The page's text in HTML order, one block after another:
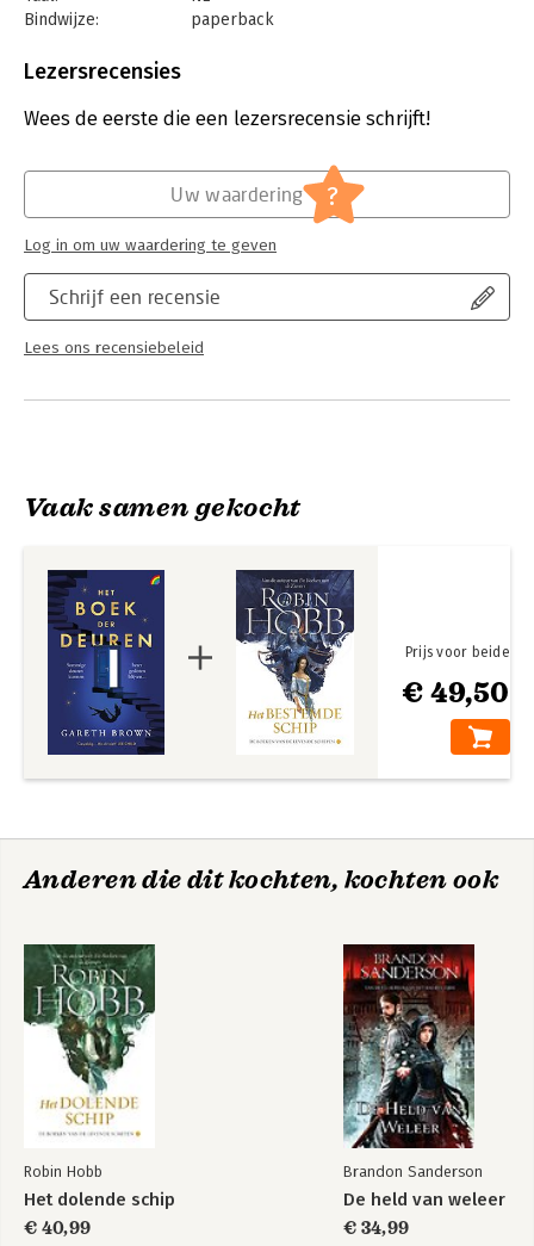
kunnen doen. Samen met haar huisgenoot Izzy wordt Cassie
gevaar. En de enige persoon die hen kan helpen, Drummond
magische boeken, is op de vlucht voor zijn eigen demonen. Er
krijgen. En Cassies boek is een boek om voor te sterven...
Bindwijze:
paperback
Uitgever:
Verschijningsdatum:
9-12-2025
Thrillers en spanning
Lezersrecensies
Wees de eerste die een lezersrecensie schrijft!
Schrijf een recensie
Lees ons recensiebeleid
Uw waardering ?
Log in om uw waardering te geven
Vaak samen gekocht
€ 49,50
Prijs voor beide
Anderen die dit kochten, kochten ook
Robin Hobb
Het dolende schip
€ 40,99
Brandon Sanderson
De held van weleer
€ 34,99